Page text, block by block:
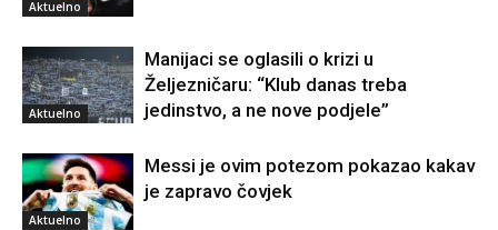
Aktuelno
Aktuelno
Manijaci se oglasili o krizi u
Željezničaru: “Klub danas treba
jedinstvo, a ne nove podjele”
Aktuelno
Messi je ovim potezom pokazao kakav
je zapravo čovjek